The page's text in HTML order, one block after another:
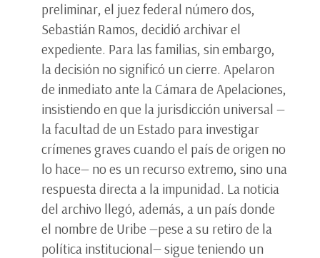
preliminar, el juez federal número dos,
Sebastián Ramos, decidió archivar el
expediente. Para las familias, sin embargo,
la decisión no significó un cierre. Apelaron
de inmediato ante la Cámara de Apelaciones,
insistiendo en que la jurisdicción universal —
la facultad de un Estado para investigar
crímenes graves cuando el país de origen no
lo hace— no es un recurso extremo, sino una
respuesta directa a la impunidad. La noticia
del archivo llegó, además, a un país donde
el nombre de Uribe —pese a su retiro de la
política institucional— sigue teniendo un